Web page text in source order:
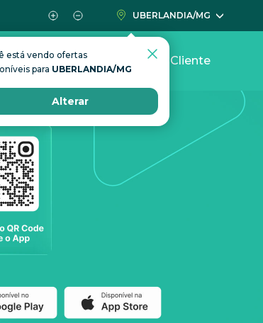
UBERLANDIA/MG
está vendo ofertas
para UBERLANDIA/MG
Alterar
Área do Cliente